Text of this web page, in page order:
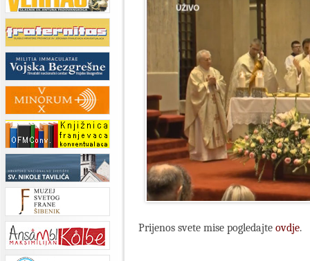
Prijenos svete mise pogledajte ovdje.